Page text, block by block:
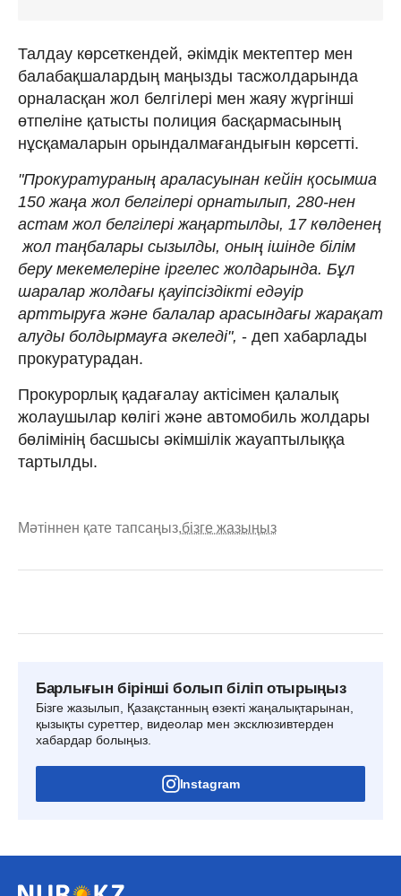
Талдау көрсеткендей, әкімдік мектептер мен
балабақшалардың маңызды тасжолдарында
орналасқан жол белгілері мен жаяу жүргінші
өтпеліне қатысты полиция басқармасының
нұсқамаларын орындалмағандығын көрсетті.
"Прокуратураның араласуынан кейін қосымша
150 жаңа жол белгілері орнатылып, 280-нен
астам жол белгілері жаңартылды, 17 көлденең
жол таңбалары сызылды, оның ішінде білім
беру мекемелеріне іргелес жолдарында. Бұл
шаралар жолдағы қауіпсіздікті едәуір
арттыруға және балалар арасындағы жарақат
алуды болдырмауға әкеледі", - деп хабарлады
прокуратурадан.
Прокурорлық қадағалау актісімен қалалық
жолаушылар көлігі және автомобиль жолдары
бөлімінің басшысы әкімшілік жауаптылыққа
тартылды.
Мәтіннен қате тапсаңыз,бізге жазыңыз
Барлығын бірінші болып біліп отырыңыз
Бізге жазылып, Қазақстанның өзекті жаңалықтарынан,
қызықты суреттер, видеолар мен эксклюзивтерден
хабардар болыңыз.
Instagram